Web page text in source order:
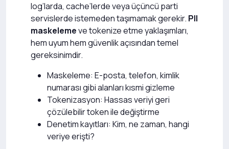
log’larda, cache’lerde veya üçüncü parti
servislerde istemeden taşımamak gerekir. PII
maskelemeve tokenize etme yaklaşımları,
hem uyum hem güvenlik açısından temel
gereksinimdir.
Maskeleme: E-posta, telefon, kimlik
numarası gibi alanları kısmi gizleme
Tokenizasyon: Hassas veriyi geri
çözülebilir token ile değiştirme
Denetim kayıtları: Kim, ne zaman, hangi
veriye erişti?